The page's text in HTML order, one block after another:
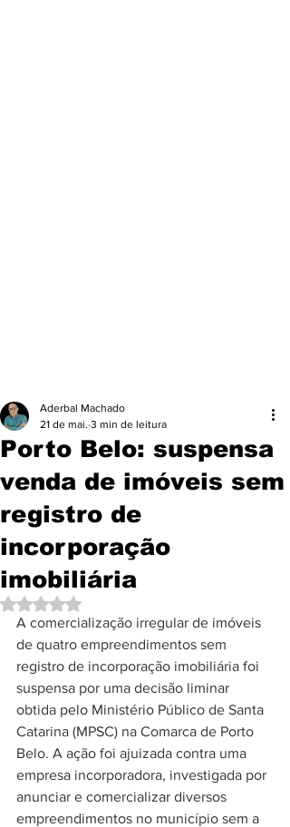
Porto Belo: suspensa
venda de imóveis sem
registro de
incorporação
imobiliária
Aderbal Machado
21 de mai. 3 min de leitura
Avaliado com NaN de 5 estrelas.
A comercialização irregular de imóveis
de quatro empreendimentos sem
registro de incorporação imobiliária foi
suspensa por uma decisão liminar
obtida pelo Ministério Público de Santa
Catarina (MPSC) na Comarca de Porto
Belo. A ação foi ajuizada contra uma
empresa incorporadora, investigada por
anunciar e comercializar diversos
empreendimentos no município sem a